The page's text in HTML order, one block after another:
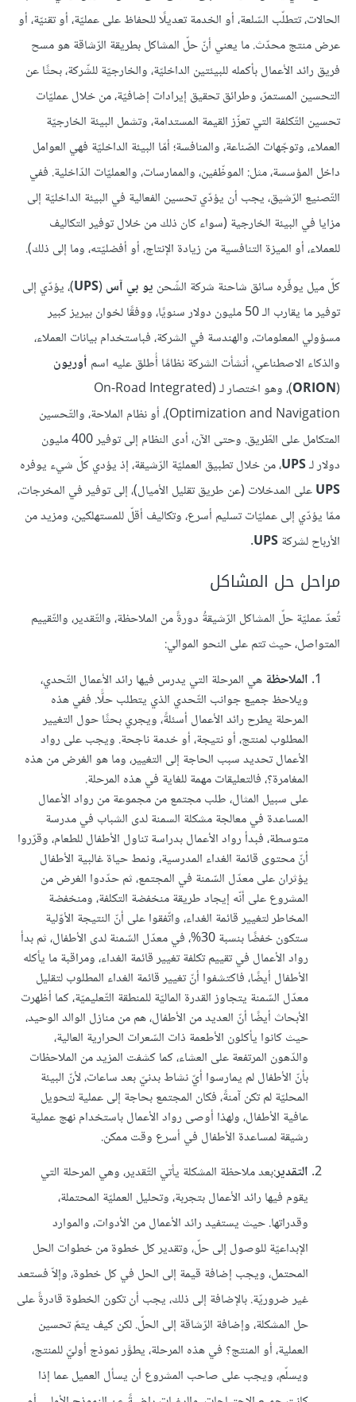
الحالات، تتطلّب السّلعة، أو الخدمة تعديلًا للحفاظ على عمليّة، أو تقنيّة، أو
عرض منتج محدّث. ما يعني أنّ حلّ المشاكل بطريقة الرّشاقة هو مسح
فريق رائد الأعمال بأكمله للبيئتين الداخليّة، والخارجيّة للشّركة، بحثًا عن
التحسين المستمرّ، وطرائق تحقيق إيرادات إضافيّة، من خلال عمليّات
تحسين التّكلفة التي تعزّز القيمة المستدامة، وتشمل البيئة الخارجيّة
العملاء، وتوجّهات الصّناعة، والمنافسة؛ أمّا البيئة الداخليّة فهي العوامل
داخل المؤسسة، مثل: الموظّفين، والممارسات، والعمليّات الدّاخلية. ففي
التّصنيع الرّشيق، يجب أن يؤدّي تحسين الفعالية في البيئة الداخليّة إلى
مزايا في البيئة الخارجية (سواء كان ذلك من خلال توفير التكاليف
للعملاء، أو الميزة التنافسية من زيادة الإنتاج، أو أفضليّته، وما إلى ذلك).
كلّ ميل يوفّره سائق شاحنة شركة الشّحن يو بي آس (
UPS)، يؤدّي إلى
توفير ما يقارب الـ 50 مليون دولار سنويًا، ووفقًا لخوان بيريز كبير
مسؤولي المعلومات، والهندسة في الشركة، فباستخدام بيانات العملاء،
والذكاء الاصطناعي، أنشأت الشركة نظامًا أُطلق عليه اسم أوريون
(
ORION
)، وهو اختصار لـ (On-Road Integrated
Optimization and Navigation)، أو نظام الملاحة، والتّحسين
المتكامل على الطّريق. وحتى الآن، أدى النظام إلى توفير 400 مليون
دولار لـUPS، من خلال تطبيق العمليّة الرّشيقة، إذ يؤدي كلّ شيء يوفره
UPSعلى المدخلات (عن طريق تقليل الأميال)، إلى توفير في المخرجات،
ممّا يؤدّي إلى عمليّات تسليم أسرع، وتكاليف أقلّ للمستهلكين، ومزيد من
الأرباح لشركةUPS
.
مراحل حل المشاكل
تُعدّ عمليّة حلّ المشاكل الرّشيقةُ دورةً من الملاحظة، والتّقدير، والتّقييم
المتواصل، حيث تتم على النحو الموالي:
الملاحظة هي المرحلة التي يدرس فيها رائد الأعمال التّحدي،
ويلاحظ جميع جوانب التّحدي الذي يتطلب حلًّا. ففي هذه
المرحلة يطرح رائد الأعمال أسئلةً، ويجري بحثًا حول التغيير
المطلوب لمنتج، أو نتيجة، أو خدمة ناجحة. ويجب على رواد
الأعمال تحديد سبب الحاجة إلى التغيير، وما هو الغرض من هذه
المغامرة؟، فالتعليقات مهمة للغاية في هذه المرحلة.
على سبيل المثال، طلب مجتمع من مجموعة من رواد الأعمال
المساعدة في معالجة مشكلة السمنة لدى الشباب في مدرسة
متوسطة، فبدأ رواد الأعمال بدراسة تناول الأطفال للطعام، وقرّروا
أنّ محتوى قائمة الغداء المدرسية، ونمط حياة غالبية الأطفال
يؤثران على معدّل السّمنة في المجتمع، ثم حدّدوا الغرض من
المشروع على أنّه إيجاد طريقة منخفضة التكلفة، ومنخفضة
المخاطر لتغيير قائمة الغداء، واتّفقوا على أنّ النتيجة الأوّلية
ستكون خفضًا بنسبة 30%، في معدّل السّمنة لدى الأطفال، ثم بدأ
رواد الأعمال في تقييم تكلفة تغيير قائمة الغداء، ومراقبة ما يأكله
الأطفال أيضًا، فاكتشفوا أنّ تغيير قائمة الغداء المطلوب لتقليل
معدّل السّمنة يتجاوز القدرة الماليّة للمنطقة التّعليميّة، كما أظهرت
الأبحاث أيضًا أنّ العديد من الأطفال، هم من منازل الوالد الوحيد،
حيث كانوا يأكلون الأطعمة ذات السّعرات الحرارية العالية،
والدّهون المرتفعة على العشاء، كما كشفت المزيد من الملاحظات
بأنّ الأطفال لم يمارسوا أيّ نشاط بدنيّ بعد ساعات، لأنّ البيئة
المحليّة لم تكن آمنةً، فكان المجتمع بحاجة إلى عملية لتحويل
عافية الأطفال، ولهذا أوصى رواد الأعمال باستخدام نهج عملية
رشيقة لمساعدة الأطفال في أسرع وقت ممكن.
التقدير:بعد ملاحظة المشكلة يأتي التّقدير، وهي المرحلة التي
يقوم فيها رائد الأعمال بتجربة، وتحليل العمليّة المحتملة،
وقدراتها. حيث يستفيد رائد الأعمال من الأدوات، والموارد
الإبداعيّة للوصول إلى حلّ، وتقدير كل خطوة من خطوات الحل
المحتمل، ويجب إضافة قيمة إلى الحل في كل خطوة، وإلاّ فستعد
غير ضروريّة. بالإضافة إلى ذلك، يجب أن تكون الخطوة قادرةً على
حل المشكلة، وإضافة الرّشاقة إلى الحلّ. لكن كيف يتمّ تحسين
العملية، أو المنتج؟ في هذه المرحلة، يطوَّر نموذج أوليّ للمنتج،
ويسلّم، ويجب على صاحب المشروع أن يسأل العميل عما إذا